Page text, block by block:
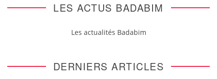
LES ACTUS BADABIM
Les actualités Badabim
DERNIERS ARTICLES